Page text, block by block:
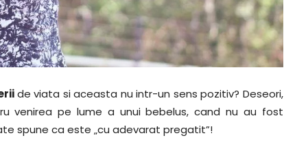
de viata si aceasta nu intr-un sens pozitiv? Deseori,
venirea pe lume a unui bebelus, cand nu au fost
spune ca este „cu adevarat pregatit”!